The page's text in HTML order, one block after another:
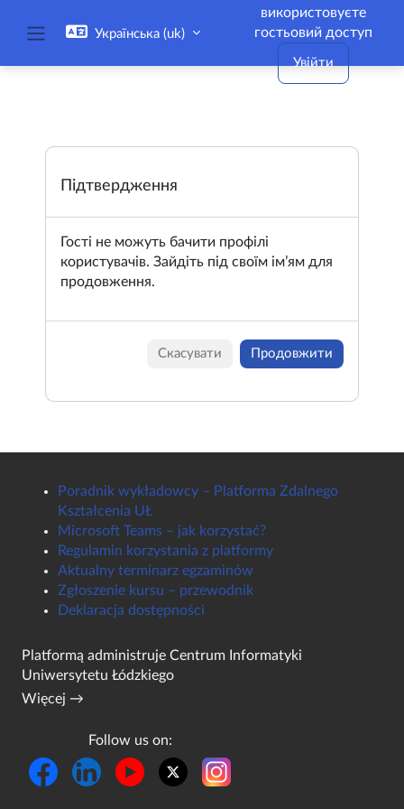
Українська ‎(uk)‎
використовуєте
гостьовий доступ
Увійти
Підтвердження
Гості не можуть бачити профілі
користувачів. Зайдіть під своїм ім’ям для
продовження.
Скасувати Продовжити
Poradnik wykładowcy – Platforma Zdalnego
Kształcenia UŁ
Microsoft Teams – jak korzystać?
Regulamin korzystania z platformy
Aktualny terminarz egzaminów
Zgłoszenie kursu – przewodnik
Deklaracja dostępności
Platformą administruje Centrum Informatyki
Uniwersytetu Łódzkiego
Więcej →
Follow us on: